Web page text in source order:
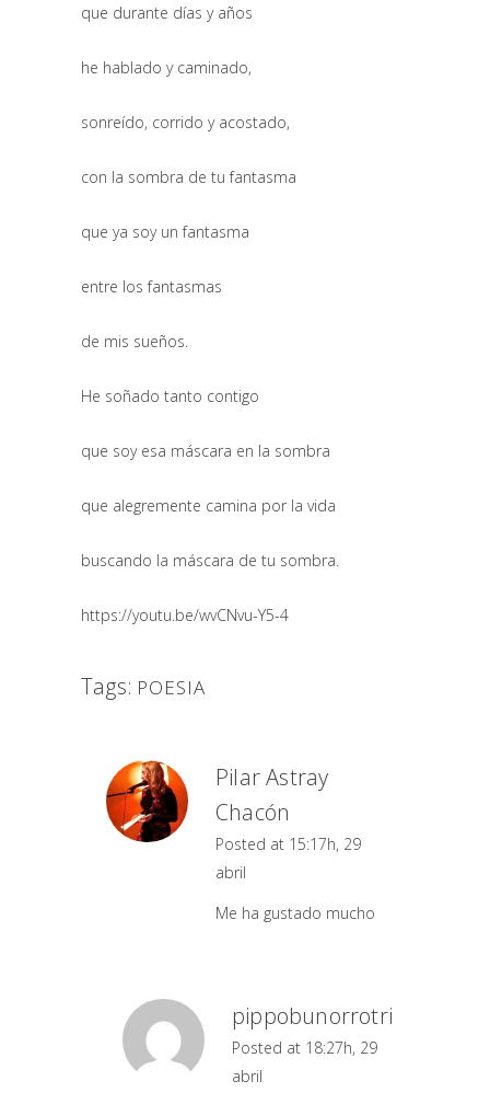
que durante días y años
he hablado y caminado,
sonreído, corrido y acostado,
con la sombra de tu fantasma
que ya soy un fantasma
entre los fantasmas
de mis sueños.
He soñado tanto contigo
que soy esa máscara en la sombra
que alegremente camina por la vida
buscando la máscara de tu sombra.
https://youtu.be/wvCNvu-Y5-4
Tags: POESIA
Pilar Astray
Chacón
Posted at 15:17h, 29
abril
Me ha gustado mucho
pippobunorrotri
Posted at 18:27h, 29
abril